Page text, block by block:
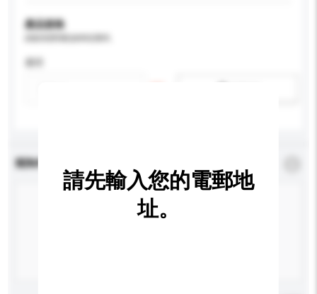
產品規格
查詢內容
請先輸入您的電郵地
址。